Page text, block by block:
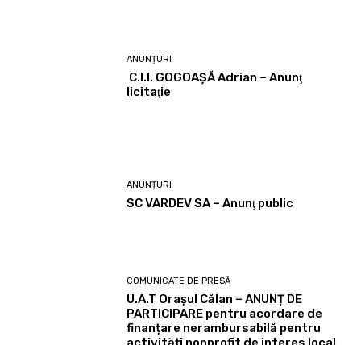
ANUNȚURI
C.I.I. GOGOAŞĂ Adrian – Anunţ
licitaţie
ANUNȚURI
SC VARDEV SA – Anunţ public
COMUNICATE DE PRESĂ
U.A.T Orașul Călan – ANUNȚ DE
PARTICIPARE pentru acordare de
finanțare nerambursabilă pentru